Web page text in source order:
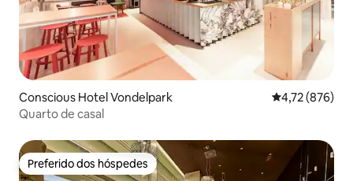
Conscious Hotel Vondelpark 4,72 de uma
4,72 (876)
Quarto de casal
Preferido dos hóspedes
Preferido dos hóspedes